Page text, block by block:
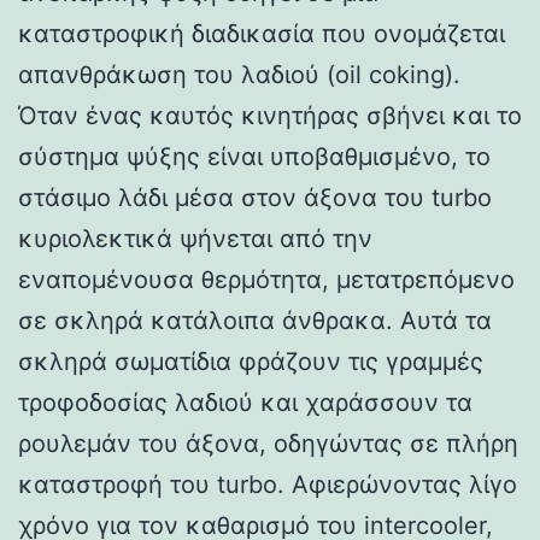
καταστροφική διαδικασία που ονομάζεται
απανθράκωση του λαδιού (oil coking).
Όταν ένας καυτός κινητήρας σβήνει και το
σύστημα ψύξης είναι υποβαθμισμένο, το
στάσιμο λάδι μέσα στον άξονα του turbo
κυριολεκτικά ψήνεται από την
εναπομένουσα θερμότητα, μετατρεπόμενο
σε σκληρά κατάλοιπα άνθρακα. Αυτά τα
σκληρά σωματίδια φράζουν τις γραμμές
τροφοδοσίας λαδιού και χαράσσουν τα
ρουλεμάν του άξονα, οδηγώντας σε πλήρη
καταστροφή του turbo. Αφιερώνοντας λίγο
χρόνο για τον καθαρισμό του intercooler,